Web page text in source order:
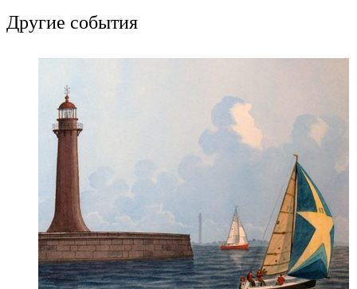
Другие события